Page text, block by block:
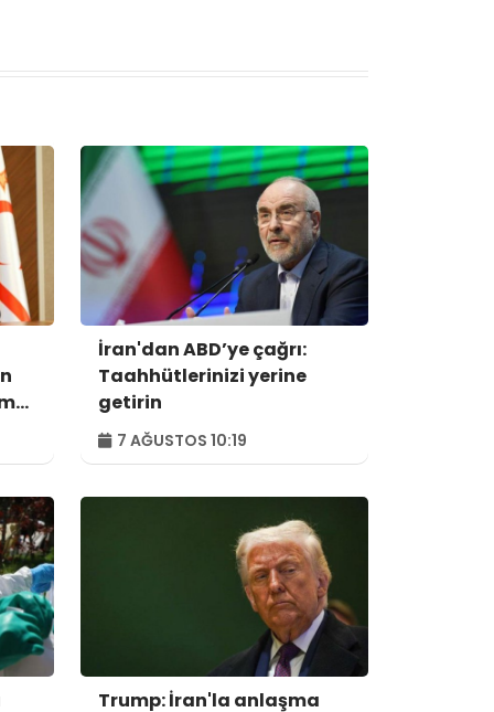
İran'dan ABD’ye çağrı:
Taahhütlerinizi yerine
getirin
7 AĞUSTOS 10:19
Trump: İran'la anlaşma